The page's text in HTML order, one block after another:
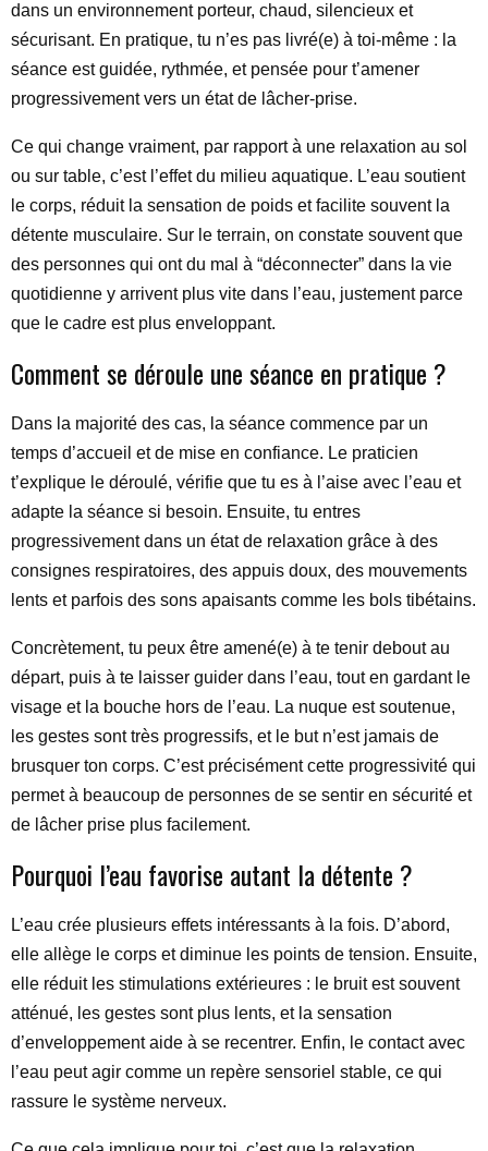
dans un environnement porteur, chaud, silencieux et
sécurisant. En pratique, tu n’es pas livré(e) à toi-même : la
séance est guidée, rythmée, et pensée pour t’amener
progressivement vers un état de lâcher-prise.
Ce qui change vraiment, par rapport à une relaxation au sol
ou sur table, c’est l’effet du milieu aquatique. L’eau soutient
le corps, réduit la sensation de poids et facilite souvent la
détente musculaire. Sur le terrain, on constate souvent que
des personnes qui ont du mal à “déconnecter” dans la vie
quotidienne y arrivent plus vite dans l’eau, justement parce
que le cadre est plus enveloppant.
Comment se déroule une séance en pratique ?
Dans la majorité des cas, la séance commence par un
temps d’accueil et de mise en confiance. Le praticien
t’explique le déroulé, vérifie que tu es à l’aise avec l’eau et
adapte la séance si besoin. Ensuite, tu entres
progressivement dans un état de relaxation grâce à des
consignes respiratoires, des appuis doux, des mouvements
lents et parfois des sons apaisants comme les bols tibétains.
Concrètement, tu peux être amené(e) à te tenir debout au
départ, puis à te laisser guider dans l’eau, tout en gardant le
visage et la bouche hors de l’eau. La nuque est soutenue,
les gestes sont très progressifs, et le but n’est jamais de
brusquer ton corps. C’est précisément cette progressivité qui
permet à beaucoup de personnes de se sentir en sécurité et
de lâcher prise plus facilement.
Pourquoi l’eau favorise autant la détente ?
L’eau crée plusieurs effets intéressants à la fois. D’abord,
elle allège le corps et diminue les points de tension. Ensuite,
elle réduit les stimulations extérieures : le bruit est souvent
atténué, les gestes sont plus lents, et la sensation
d’enveloppement aide à se recentrer. Enfin, le contact avec
l’eau peut agir comme un repère sensoriel stable, ce qui
rassure le système nerveux.